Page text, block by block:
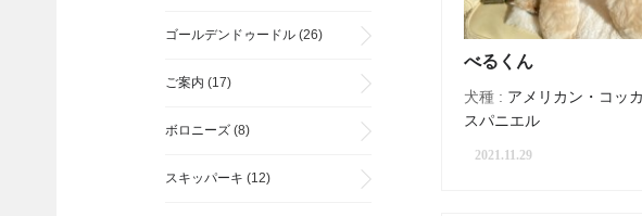
べるくん
犬種 : アメリカン・コッ
スパニエル
2021.11.29
ゴールデンドゥードル (26)
ご案内 (17)
ボロニーズ (8)
スキッパーキ (12)